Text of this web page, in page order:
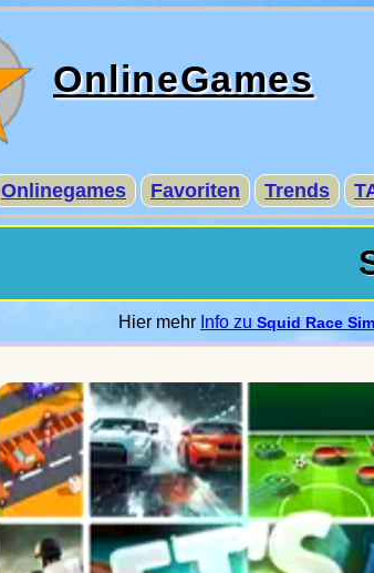
OnlineGames
Onlinegames Favoriten Trends
Hier mehr Info zu Squid Race